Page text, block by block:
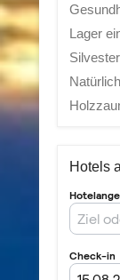
Lager
Hotels